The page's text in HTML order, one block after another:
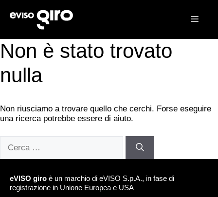
Menu
Non è stato trovato
nulla
Non riusciamo a trovare quello che cerchi. Forse eseguire
una ricerca potrebbe essere di aiuto.
per:
eVISO giro è un marchio di eVISO S.p.A., in fase di
registrazione in Unione Europea e USA